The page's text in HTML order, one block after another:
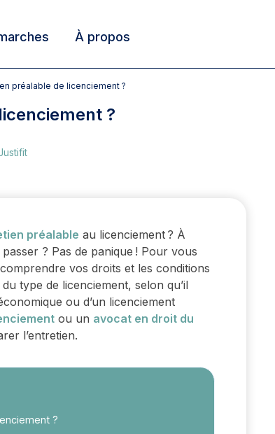
À propos
préalable de licenciement ?
?
préalable au licenciement ? À
? Pas de panique ! Pour vous
vos droits et les conditions
type de licenciement, selon qu’il
ou d’un licenciement
ou un avocat en droit du
l’entretien.
?